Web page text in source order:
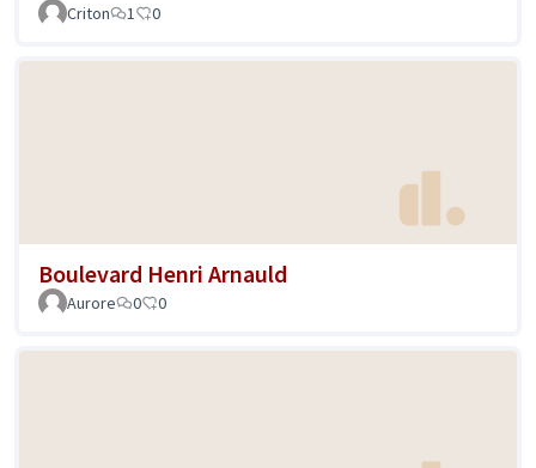
Criton 1 0
Boulevard Henri Arnauld
Aurore 0 0